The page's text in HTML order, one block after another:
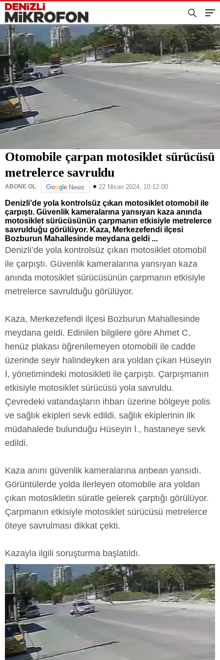
Otomobile çarpan motosiklet sürücüsü
metrelerce savruldu
ABONE OL News 22 Nisan 2024, 10:12:00
Denizli’de yola kontrolsüz çıkan motosiklet otomobil ile
çarpıştı. Güvenlik kameralarına yansıyan kaza anında
motosiklet sürücüsünün çarpmanın etkisiyle metrelerce
savrulduğu görülüyor. Kaza, Merkezefendi ilçesi
Bozburun Mahallesinde meydana geldi ...
Denizli’de yola kontrolsüz çıkan motosiklet otomobil
ile çarpıştı. Güvenlik kameralarına yansıyan kaza
anında motosiklet sürücüsünün çarpmanın etkisiyle
metrelerce savrulduğu görülüyor.
Kaza, Merkezefendi ilçesi Bozburun Mahallesinde
meydana geldi. Edinilen bilgilere göre Ahmet C,
henüz plakası öğrenilemeyen otomobili ile cadde
üzerinde seyir halindeyken ara yoldan çıkan Hüseyin
İ, yönetimindeki motosikleti ile çarpıştı. Çarpışmanın
etkisiyle motosiklet sürücüsü yola savruldu.
Çevredeki vatandaşların ihbarı üzerine bölgeye polis
ve sağlık ekipleri sevk edildi. sağlık ekiplerinin ilk
müdahalede bulunduğu Hüseyin İ., hastaneye sevk
edildi.
Kaza anını güvenlik kameralarına anbean yansıdı.
Görüntülerde yolda ilerleyen otomobile ara yoldan
çıkan motosikletin süratle gelerek çarptığı görülüyor.
Çarpmanın etkisiyle motosiklet sürücüsü metrelerce
öteye savrulması dikkat çekti.
Kazayla ilgili soruşturma başlatıldı.